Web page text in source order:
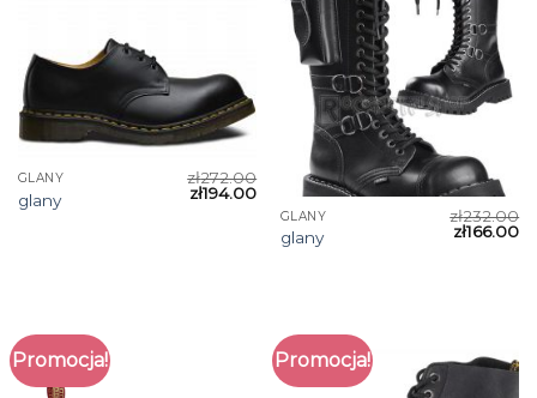
GLANY
glany
zł272.00
zł194.00
GLANY
glany
zł232.00
zł166.00
Promocja! Promocja!